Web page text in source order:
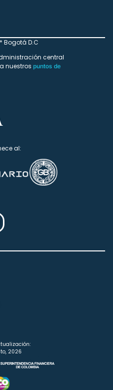
Bogotá D.C
central
nuestros puntos de
al:
2026